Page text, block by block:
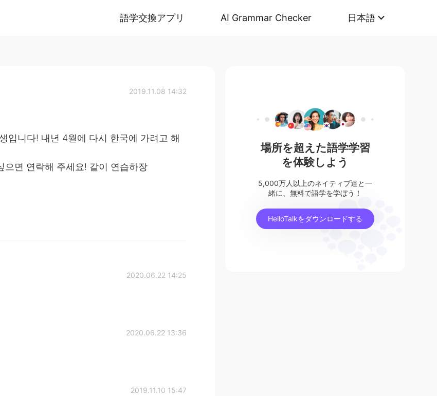
語学交換アプリ AI Grammar Checker 日本語
2019.11.08 14:32
입니다! 내년 4월에 다시 한국에 가려고 해
으면 연락해 주세요! 같이 연습하장
2020.06.22 14:25
2020.06.22 13:36
2019.11.10 15:47
場所を超えた語学学習
を体験しよう
5,000万人以上のネイティブ達と一
緒に、無料で語学を学ぼう！
HelloTalkをダウンロードする